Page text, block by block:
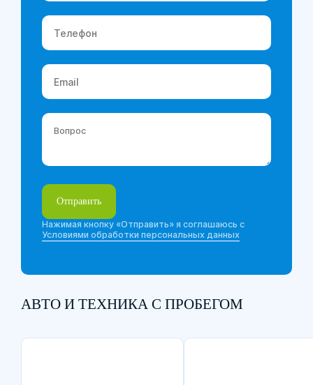
Телефон
Email
Вопрос
Отправить
Нажимая кнопку «Отправить» я соглашаюсь с
Условиями обработки персональных данных
АВТО И ТЕХНИКА С ПРОБЕГОМ